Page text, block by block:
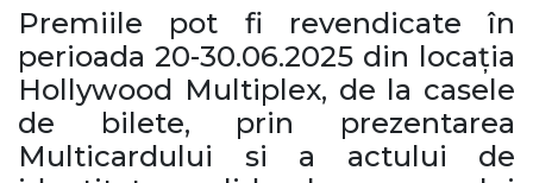
Premiile pot fi revendicate în
perioada 20-30.06.2025 din locația
Hollywood Multiplex, de la casele
de bilete, prin prezentarea
Multicardului si a actului de